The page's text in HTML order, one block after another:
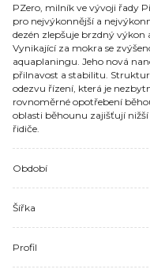
PZero, milník ve vývoji řady
pro nejvýkonnější a
dezén zlepšuje brzdný výkon
Vynikající za mokra se
aquaplaningu. Jeho nová
přilnavost a stabilitu.
odezvu řízení, která je
rovnoměrné opotřebení
oblasti běhounu zajišťují
řidiče.
Období
Šířka
Profil